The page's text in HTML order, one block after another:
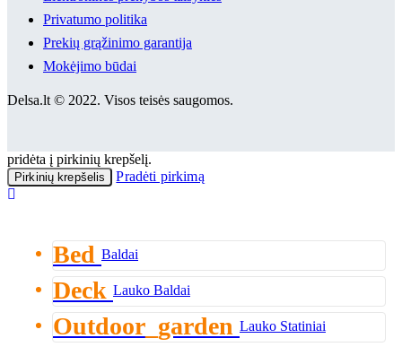
Privatumo politika
Prekių grąžinimo garantija
Mokėjimo būdai
Delsa.lt © 2022. Visos teisės saugomos.
pridėta į pirkinių krepšelį.
Pirkinių krepšelis Pradėti pirkimą
Bed Baldai
Deck Lauko Baldai
Outdoor_garden Lauko Statiniai